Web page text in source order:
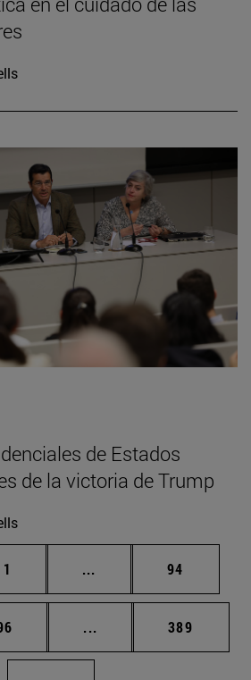
de Estados
de la victoria de Trump
Página
1 ... Páginas intermedias
Página
94
... Páginas intermedias
Página
389